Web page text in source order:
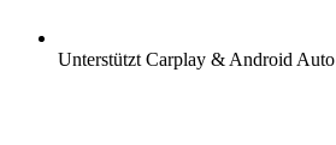
Unterstützt Carplay & Android Auto